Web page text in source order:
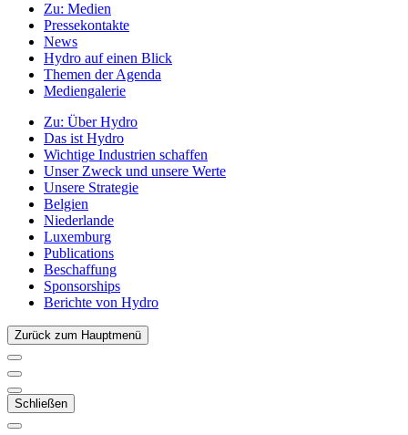
Zu: Medien
Pressekontakte
News
Hydro auf einen Blick
Themen der Agenda
Mediengalerie
Zu: Über Hydro
Das ist Hydro
Wichtige Industrien schaffen
Unser Zweck und unsere Werte
Unsere Strategie
Belgien
Niederlande
Luxemburg
Publications
Beschaffung
Sponsorships
Berichte von Hydro
Zurück zum Hauptmenü
Schließen